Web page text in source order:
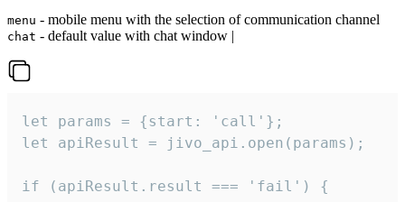
menu - mobile menu with the selection of communication channel
chat - default value with chat window |
let params = {start: 'call'};
let apiResult = jivo_api.open(params);
if (apiResult.result === 'fail') {